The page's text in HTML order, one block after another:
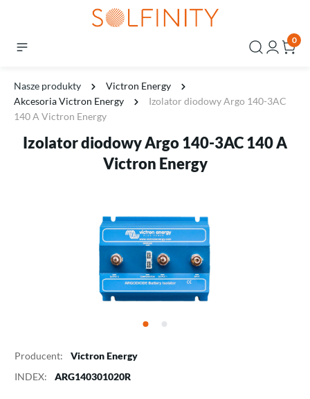
0
Nasze produkty
Victron Energy
Akcesoria Victron Energy
Izolator diodowy Argo 140-3AC
140 A Victron Energy
Izolator diodowy Argo 140-3AC 140 A
Victron Energy
Producent:
Victron Energy
INDEX:
ARG140301020R